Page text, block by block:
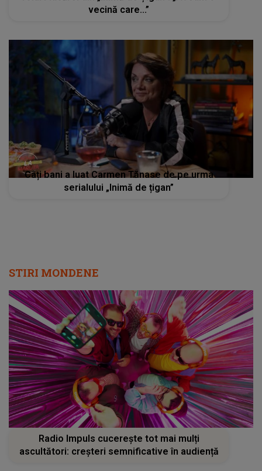
vecină care...”
Câți bani a luat Carmen Tănase de pe urma
serialului „Inimă de țigan”
STIRI MONDENE
Radio Impuls cucerește tot mai mulți
ascultători: creșteri semnificative în audiență